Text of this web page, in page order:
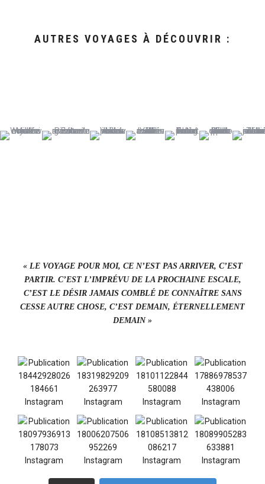
AUTRES VOYAGES À DÉCOUVRIR :
« LE VOYAGE POUR MOI, CE N’EST PAS ARRIVER, C’EST
PARTIR. C’EST L’IMPRÉVU DE LA PROCHAINE ESCALE,
C’EST LE DÉSIR JAMAIS COMBLÉ DE CONNAÎTRE SANS
CESSE AUTRE CHOSE, C’EST DEMAIN, ÉTERNELLEMENT
DEMAIN »